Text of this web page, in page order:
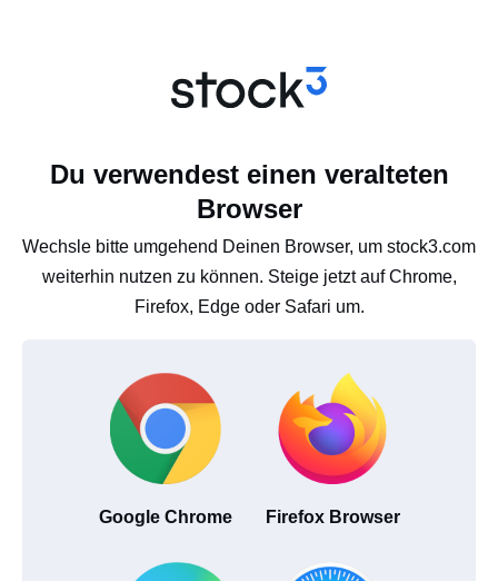
Du verwendest einen veralteten
Browser
Wechsle bitte umgehend Deinen Browser, um stock3.com
weiterhin nutzen zu können. Steige jetzt auf Chrome,
Firefox, Edge oder Safari um.
Google Chrome Firefox Browser